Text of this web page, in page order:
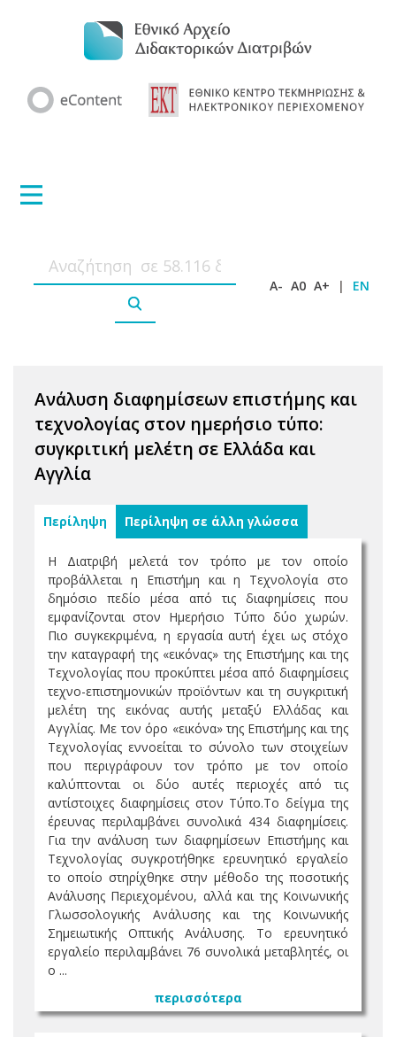
A- A0 A+ | EN
Ανάλυση διαφημίσεων επιστήμης και
τεχνολογίας στον ημερήσιο τύπο:
συγκριτική μελέτη σε Ελλάδα και
Αγγλία
Περίληψη Περίληψη σε άλλη γλώσσα
Η Διατριβή μελετά τον τρόπο με τον οποίο
προβάλλεται η Επιστήμη και η Τεχνολογία στο
δημόσιο πεδίο μέσα από τις διαφημίσεις που
εμφανίζονται στον Ημερήσιο Τύπο δύο χωρών.
Πιο συγκεκριμένα, η εργασία αυτή έχει ως στόχο
την καταγραφή της «εικόνας» της Επιστήμης και της
Τεχνολογίας που προκύπτει μέσα από διαφημίσεις
τεχνο-επιστημονικών προϊόντων και τη συγκριτική
μελέτη της εικόνας αυτής μεταξύ Ελλάδας και
Αγγλίας. Με τον όρο «εικόνα» της Επιστήμης και της
Τεχνολογίας εννοείται το σύνολο των στοιχείων
που περιγράφουν τον τρόπο με τον οποίο
καλύπτονται οι δύο αυτές περιοχές από τις
αντίστοιχες διαφημίσεις στον Τύπο.Το δείγμα της
έρευνας περιλαμβάνει συνολικά 434 διαφημίσεις.
Για την ανάλυση των διαφημίσεων Επιστήμης και
Τεχνολογίας συγκροτήθηκε ερευνητικό εργαλείο
το οποίο στηρίχθηκε στην μέθοδο της ποσοτικής
Ανάλυσης Περιεχομένου, αλλά και της Κοινωνικής
Γλωσσολογικής Ανάλυσης και της Κοινωνικής
Σημειωτικής Οπτικής Ανάλυσης. Το ερευνητικό
εργαλείο περιλαμβάνει 76 συνολικά μεταβλητές, οι
ο ...
περισσότερα